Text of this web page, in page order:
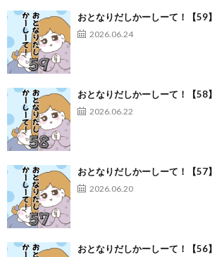
おとなりだしかーしーて！【59】
2026.06.24
おとなりだしかーしーて！【58】
2026.06.22
おとなりだしかーしーて！【57】
2026.06.20
おとなりだしかーしーて！【56】